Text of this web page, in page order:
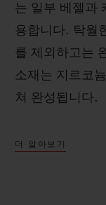
는 일부 베젤과
용합니다. 탁월
를 제외하고는
소재는 지르코
쳐 완성됩니다.
더 알아보기